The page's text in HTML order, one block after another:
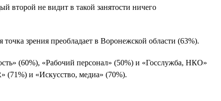
второй не видит в такой занятости ничего
зрения преобладает в Воронежской области (63%).
(60%), «Рабочий персонал» (50%) и «Госслужба, НКО»
(71%) и «Искусство, медиа» (70%).